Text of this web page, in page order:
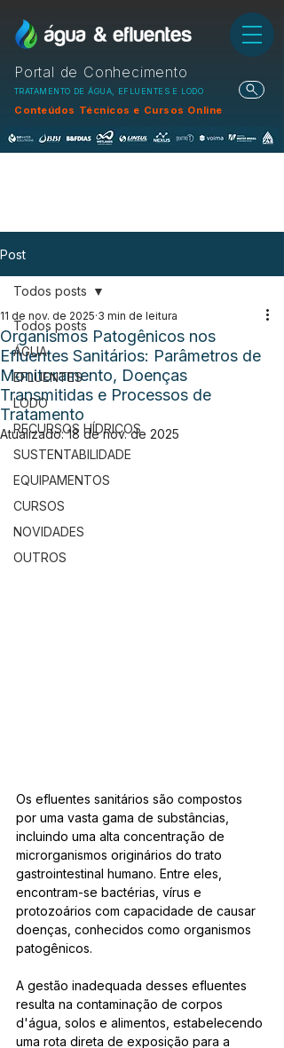
Portal de Conhecimento
TRATAMENTO DE ÁGUA, EFLUENTES E LODO
Conteúdos Técnicos e Cursos Online
Post
Todos posts
ÁGUA
EFLUENTES
LODO
RECURSOS HÍDRICOS
SUSTENTABILIDADE
EQUIPAMENTOS
CURSOS
NOVIDADES
OUTROS
Todos posts
Organismos Patogênicos nos
Efluentes Sanitários: Parâmetros de
Monitoramento, Doenças
Transmitidas e Processos de
Tratamento
11 de nov. de 2025 3 min de leitura
Atualizado:18 de nov. de 2025
Os efluentes sanitários são compostos
por uma vasta gama de substâncias,
incluindo uma alta concentração de
microrganismos originários do trato
gastrointestinal humano. Entre eles,
encontram-se bactérias, vírus e
protozoários com capacidade de causar
doenças, conhecidos como organismos
patogênicos.
A gestão inadequada desses efluentes
resulta na contaminação de corpos
d'água, solos e alimentos, estabelecendo
uma rota direta de exposição para a